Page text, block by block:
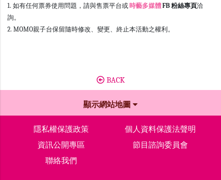
1. 如有任何票券使用問題，請與售票平台或時藝多媒體FB 粉絲專頁洽
詢。
2. MOMO親子台保留隨時修改、變更、終止本活動之權利。
BACK
顯示網站地圖
隱私權保護政策
個人資料保護法聲明
資訊公開專區
節目諮詢委員會
聯絡我們